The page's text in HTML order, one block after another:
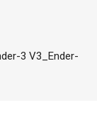
3 V3_Ender-